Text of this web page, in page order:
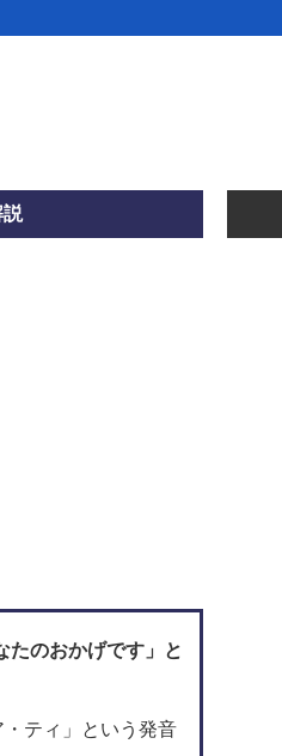
説
たのおかげです」と
ティ」という発音